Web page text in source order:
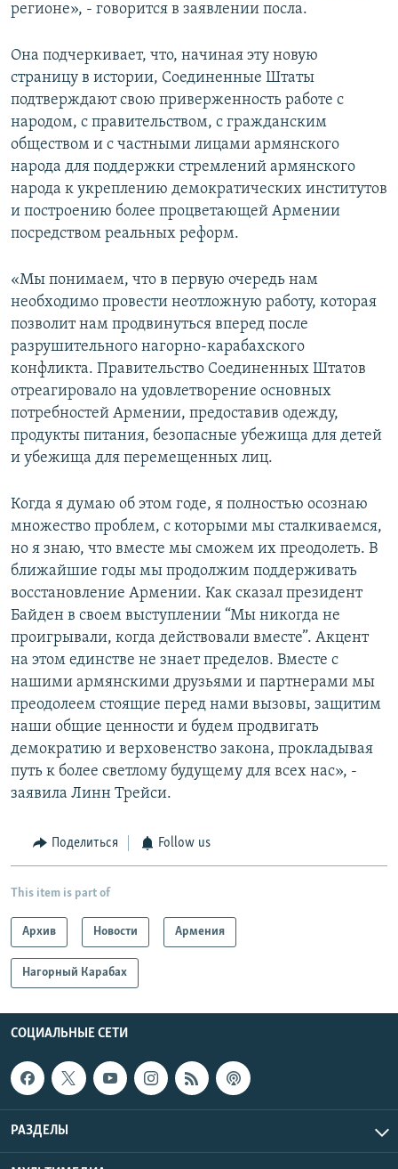
регионе», - говорится в заявлении посла.
Она подчеркивает, что, начиная эту новую
страницу в истории, Соединенные Штаты
подтверждают свою приверженность работе с
народом, с правительством, с гражданским
обществом и с частными лицами армянского
народа для поддержки стремлений армянского
народа к укреплению демократических институтов
и построению более процветающей Армении
посредством реальных реформ.
«Мы понимаем, что в первую очередь нам
необходимо провести неотложную работу, которая
позволит нам продвинуться вперед после
разрушительного нагорно-карабахского
конфликта. Правительство Соединенных Штатов
отреагировало на удовлетворение основных
потребностей Армении, предоставив одежду,
продукты питания, безопасные убежища для детей
и убежища для перемещенных лиц.
Когда я думаю об этом годе, я полностью осознаю
множество проблем, с которыми мы сталкиваемся,
но я знаю, что вместе мы сможем их преодолеть. В
ближайшие годы мы продолжим поддерживать
восстановление Армении. Как сказал президент
Байден в своем выступлении “Мы никогда не
проигрывали, когда действовали вместе”. Акцент
на этом единстве не знает пределов. Вместе с
нашими армянскими друзьями и партнерами мы
преодолеем стоящие перед нами вызовы, защитим
наши общие ценности и будем продвигать
демократию и верховенство закона, прокладывая
путь к более светлому будущему для всех нас», -
заявила Линн Трейси.
Поделиться Follow us
This item is part of
Архив Новости Армения
Нагорный Карабах
СОЦИАЛЬНЫЕ СЕТИ
РАЗДЕЛЫ